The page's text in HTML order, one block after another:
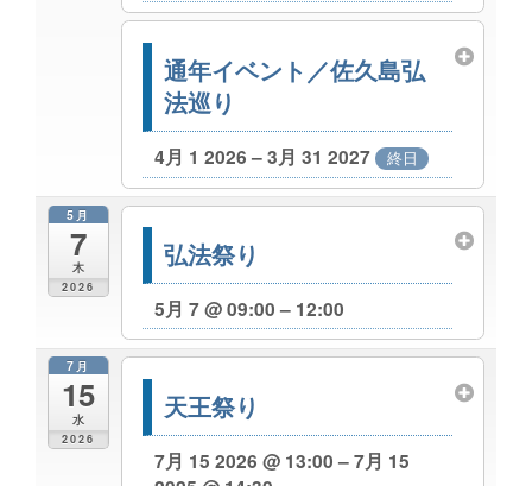
通年イベント／佐久島弘
法巡り
4月 1 2026 – 3月 31 2027 終日
5月
7
木
2026
弘法祭り
5月 7 @ 09:00 – 12:00
7月
15
水
2026
天王祭り
7月 15 2026 @ 13:00 – 7月 15